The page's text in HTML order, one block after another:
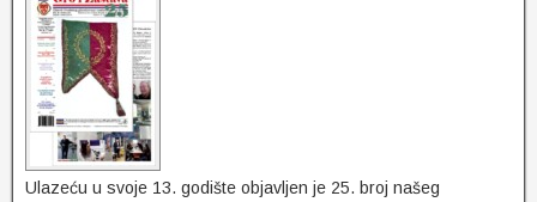
Ulazeću u svoje 13. godište objavljen je 25. broj našeg